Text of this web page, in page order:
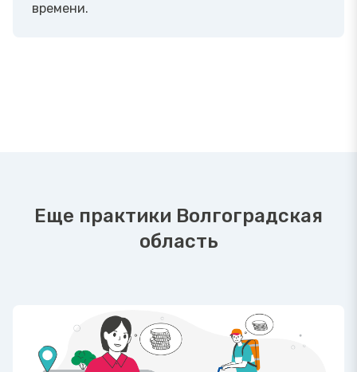
времени.
Еще практики Волгоградская
область